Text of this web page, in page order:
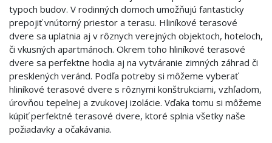
typoch budov. V rodinných domoch umožňujú fantasticky
prepojiť vnútorný priestor a terasu. Hliníkové terasové
dvere sa uplatnia aj v rôznych verejných objektoch, hoteloch,
či vkusných apartmánoch. Okrem toho hliníkové terasové
dvere sa perfektne hodia aj na vytváranie zimných záhrad či
presklených veránd. Podľa potreby si môžeme vyberať
hliníkové terasové dvere s rôznymi konštrukciami, vzhľadom,
úrovňou tepelnej a zvukovej izolácie. Vďaka tomu si môžeme
kúpiť perfektné terasové dvere, ktoré splnia všetky naše
požiadavky a očakávania.